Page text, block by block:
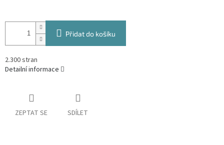
Přidat do košíku
2.300 stran
Detailní informace
ZEPTAT SE SDÍLET